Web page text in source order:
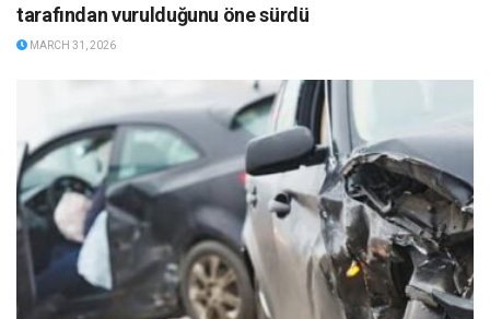
tarafından vurulduğunu öne sürdü
MARCH 31, 2026